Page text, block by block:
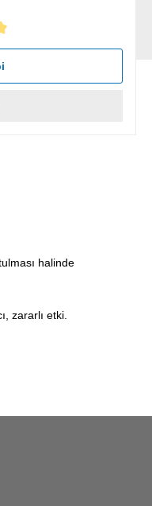
halinde
zararlı etki.